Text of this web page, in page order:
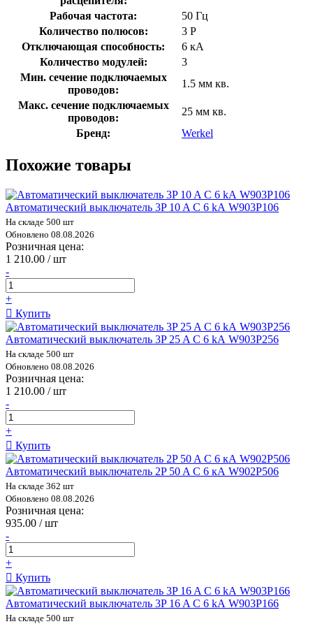
Рабочая частота:
50 Гц
Количество полюсов:
3 P
Отключающая способность:
6 кА
Количество модулей:
3
Мин. сечение подключаемых
проводов:
1.5 мм кв.
Макс. сечение подключаемых
проводов:
25 мм кв.
Бренд:
Werkel
Похожие товары
Автоматический выключатель 3P 10 A C 6 kА W903P106
На складе 500 шт
Обновлено 08.08.2026
Розничная цена:
1 210.00 / шт
-
+
Купить
Автоматический выключатель 3P 25 A C 6 kА W903P256
На складе 500 шт
Обновлено 08.08.2026
Розничная цена:
1 210.00 / шт
-
+
Купить
Автоматический выключатель 2P 50 A C 6 кА W902P506
На складе 362 шт
Обновлено 08.08.2026
Розничная цена:
935.00 / шт
-
+
Купить
Автоматический выключатель 3P 16 A C 6 kА W903P166
На складе 500 шт